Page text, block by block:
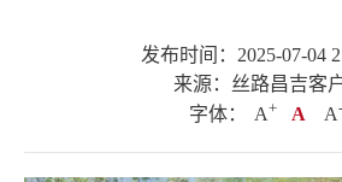
发布时间：2025-07-04
来源：丝路昌吉客
字体：
A+ A A-